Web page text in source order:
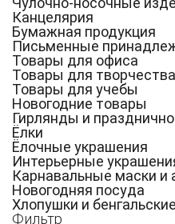
Канцелярия
Бумажная продукция
Письменные
Товары для офиса
Товары для творчества
Товары для учебы
Новогодние товары
Гирлянды и
Ёлки
Ёлочные украшения
Интерьерные
Карнавальные маски и
Новогодняя посуда
Хлопушки и
Фильтр